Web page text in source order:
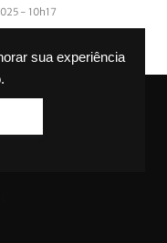
sua experiência
- 10h17
reservados.
GBC